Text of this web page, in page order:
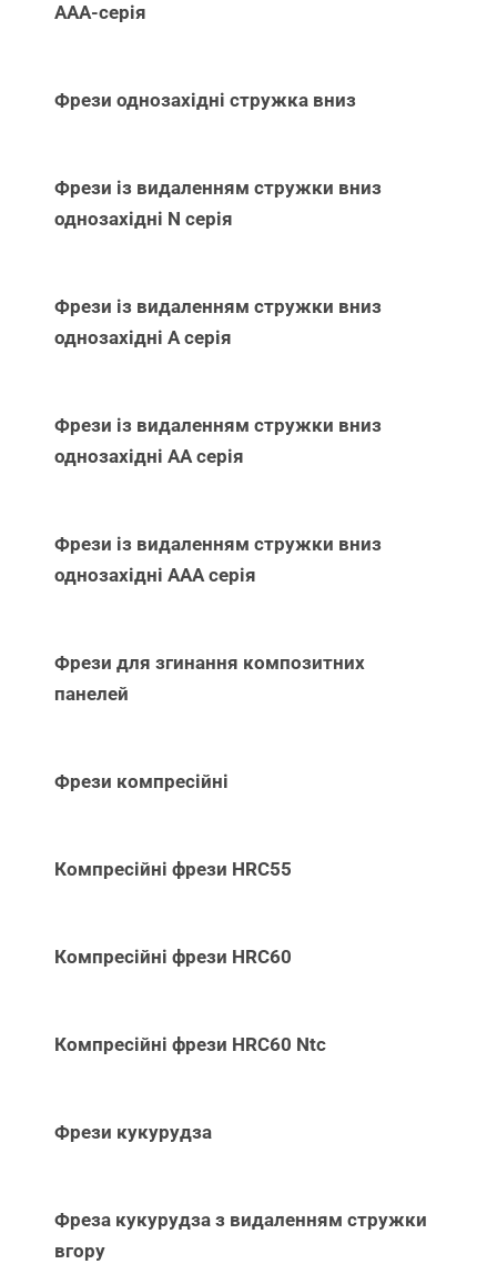
ААА-серія
Фрези однозахідні стружка вниз
Фрези із видаленням стружки вниз
однозахідні N серія
Фрези із видаленням стружки вниз
однозахідні А серія
Фрези із видаленням стружки вниз
однозахідні АА серія
Фрези із видаленням стружки вниз
однозахідні ААА серія
Фрези для згинання композитних
панелей
Фрези компресійні
Компресійні фрези HRC55
Компресійні фрези HRC60
Компресійні фрези HRC60 Ntc
Фрези кукурудза
Фреза кукурудза з видаленням стружки
вгору